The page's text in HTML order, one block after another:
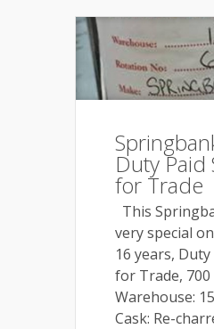
Duty Paid
for Trade
This
very special
16 years,
for Trade, 700
Warehouse:
Cask: Re-